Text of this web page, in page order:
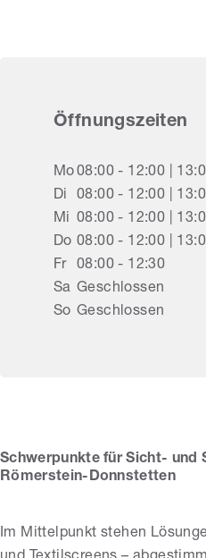
Öffnungszeiten
Mo08:00 - 12:00 |
Di
08:00 - 12:00 |
Mi 08:00 - 12:00 |
Do 08:00 - 12:00 |
Fr
08:00 - 12:30
Sa Geschlossen
So Geschlossen
Schwerpunkte für Sicht- und
Römerstein-Donnstetten
Im Mittelpunkt stehen